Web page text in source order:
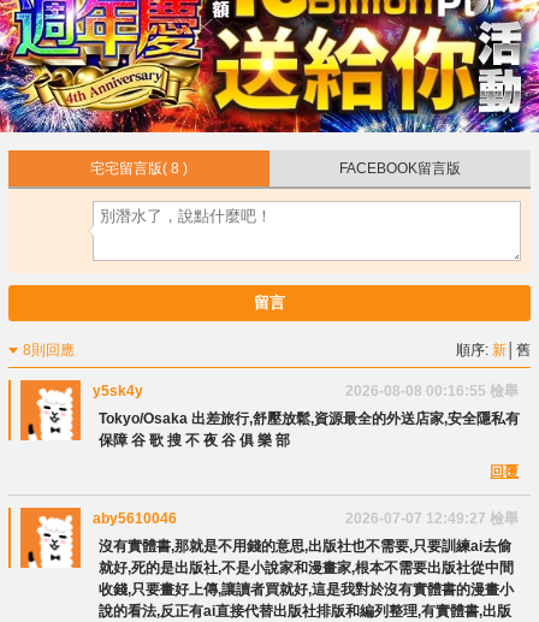
宅宅留言版( 8 ) FACEBOOK留言版
留言
8則回應 順序:新 │舊
y5sk4y 2026-08-08 00:16:55 檢舉
Tokyo/Osaka 出差旅行,舒壓放鬆,資源最全的外送店家,安全隱私有
保障 谷 歌 搜 不 夜 谷 俱 樂 部
回覆
aby5610046 2026-07-07 12:49:27 檢舉
沒有實體書,那就是不用錢的意思,出版社也不需要,只要訓練ai去偷
就好,死的是出版社,不是小說家和漫畫家,根本不需要出版社從中間
收錢,只要畫好上傳,讓讀者買就好,這是我對於沒有實體書的漫畫小
說的看法,反正有ai直接代替出版社排版和編列整理,有實體書,出版